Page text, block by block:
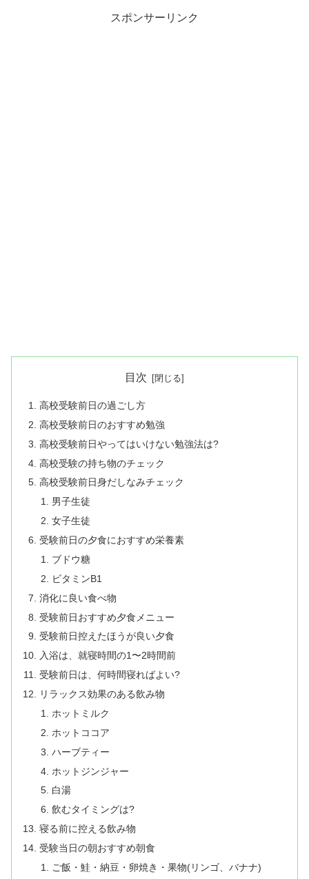
スポンサーリンク
目次
高校受験前日の過ごし方
高校受験前日のおすすめ勉強
高校受験前日やってはいけない勉強法は?
高校受験の持ち物のチェック
高校受験前日身だしなみチェック
男子生徒
女子生徒
受験前日の夕食におすすめ栄養素
ブドウ糖
ビタミンB1
消化に良い食べ物
受験前日おすすめ夕食メニュー
受験前日控えたほうが良い夕食
入浴は、就寝時間の1〜2時間前
受験前日は、何時間寝ればよい?
リラックス効果のある飲み物
ホットミルク
ホットココア
ハーブティー
ホットジンジャー
白湯
飲むタイミングは?
寝る前に控える飲み物
受験当日の朝おすすめ朝食
ご飯・鮭・納豆・卵焼き・果物(リンゴ、バナナ)